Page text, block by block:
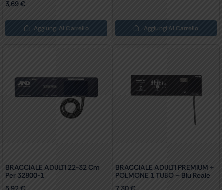
3,69 €
Aggiungi Al Carrello Aggiungi Al Carrello
BRACCIALE ADULTI 22-32 Cm
Per 32800-1
5,92€
BRACCIALE ADULTI PREMIUM +
POLMONE 1 TUBO – Blu Reale
7,30€